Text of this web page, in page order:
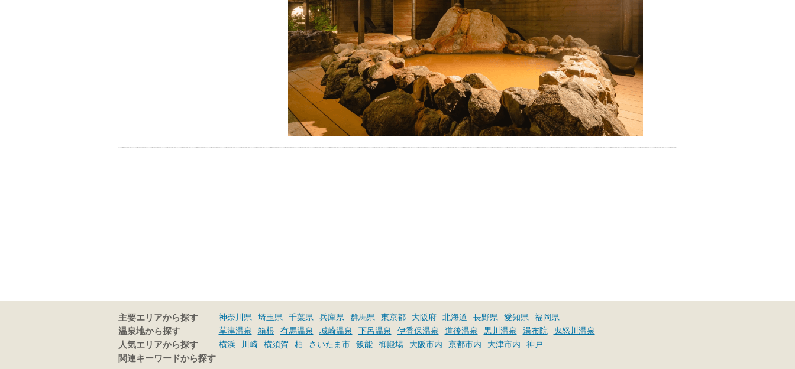
主要エリアから探す 神奈川県 埼玉県 千葉県 兵庫県 群馬県 東京都 大阪府 北海道 長野県 愛知県
福岡県
温泉地から探す
草津温泉 箱根 有馬温泉 城崎温泉 下呂温泉 伊香保温泉 道後温泉 黒川温泉 湯布院
鬼怒川温泉
人気エリアから探す
横浜 川崎 横須賀 柏 さいたま市 飯能 御殿場 大阪市内 京都市内 大津市内
神戸
関連キーワードから探す